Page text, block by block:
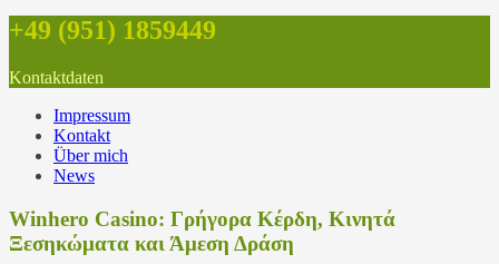
+49 (951) 1859449
Kontaktdaten
Impressum
Kontakt
Über mich
News
Winhero Casino: Γρήγορα Κέρδη, Κινητά
Ξεσηκώματα και Άμεση Δράση